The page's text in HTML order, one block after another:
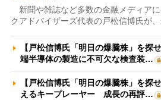
新聞や雑誌など多数の金融メディア
クアドバイザーズ代表の戸松信博氏が
【戸松信博氏「明日の爆騰株」を探
端半導体の製造に不可欠な検査装…
【戸松信博氏「明日の爆騰株」を探
えるキープレーヤー 成長の再評…